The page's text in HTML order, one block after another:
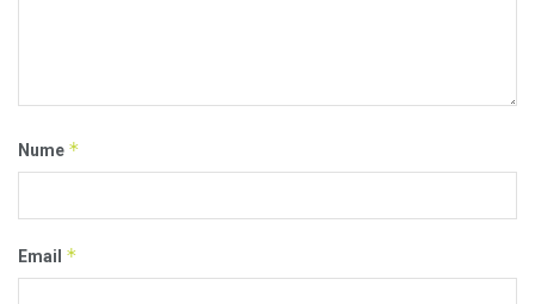
Nume *
Email *